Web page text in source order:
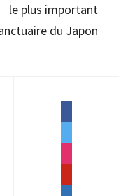
le plus important
du Japon